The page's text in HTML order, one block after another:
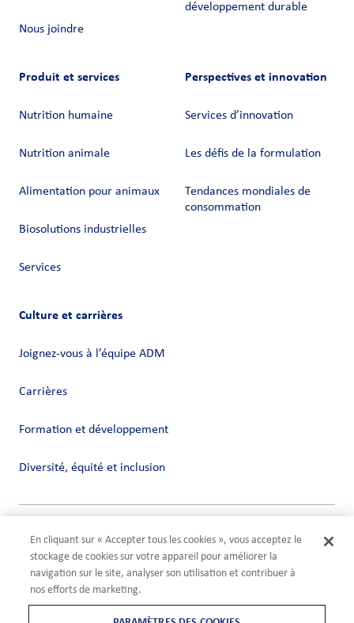
Nous joindre
développement durable
Produit et services
Nutrition humaine
Nutrition animale
Alimentation pour animaux
Biosolutions industrielles
Services
Perspectives et innovation
Services d’innovation
Les défis de la formulation
Tendances mondiales de
consommation
Culture et carrières
Joignez-vous à l’équipe ADM
Carrières
Formation et développement
Diversité, équité et inclusion
Vie privée
Conditions
Compliance
Paramètres des cookies
En cliquant sur « Accepter tous les cookies », vous acceptez le
stockage de cookies sur votre appareil pour améliorer la
navigation sur le site, analyser son utilisation et contribuer à
nos efforts de marketing.